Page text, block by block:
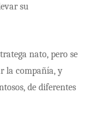
su
nato, pero se
la compañía, y
de diferentes